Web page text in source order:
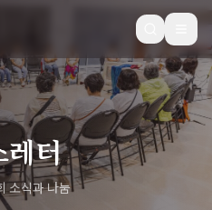
레터
소식과 나눔